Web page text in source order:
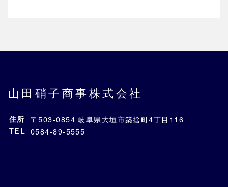
山田硝子商事株式会社
住所 〒503-0854 岐阜県大垣市築捨町4丁目116
TEL 0584-89-5555